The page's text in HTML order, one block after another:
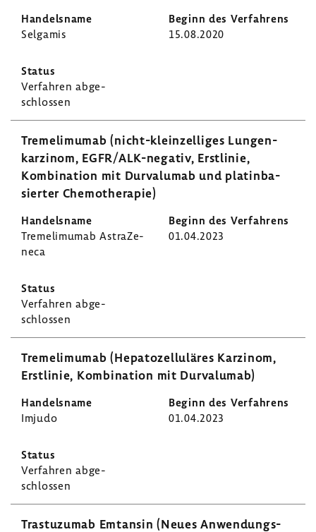
Selgamis 15.08.2020
Verfahren abge­
schlossen
Tremeli­mumab (nicht-​kleinzelliges Lungen­
kar­zinom, EGFR/ALK-​negativ, Erst­linie,
Kombi­na­tion mit Durvalumab und platin­ba­
sierter Chemo­the­rapie)
Tremeli­mumab Astra­Ze­
neca
01.04.2023
Verfahren abge­
schlossen
Tremeli­mumab (Hepa­to­zel­lu­läres Karzinom,
Erst­linie, Kombi­na­tion mit Durvalumab)
Imjudo 01.04.2023
Verfahren abge­
schlossen
Tras­tu­zumab Emtansin (Neues Anwen­dungs­